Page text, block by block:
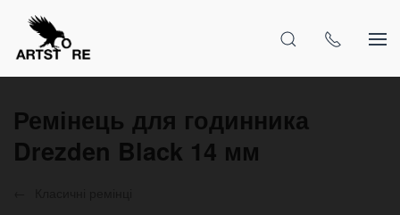
Ремінець для годинника
Drezden Black 14 мм